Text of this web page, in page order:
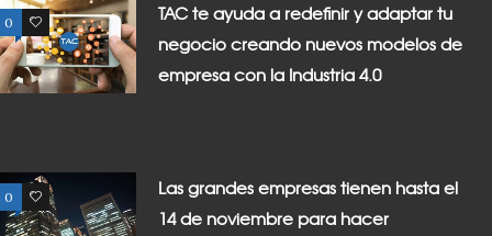
0 0
TAC te ayuda a redefinir y adaptar tu
negocio creando nuevos modelos de
empresa con la Industria 4.0
0 0
Las grandes empresas tienen hasta el
14 de noviembre para hacer